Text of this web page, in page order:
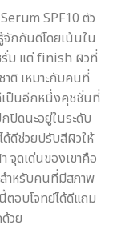
SPF10 ตัว
กกันดีโดยเน้นใน
รั่ม แต่ finish ผิวที่
ติ เหมาะกับคนที่
เป็นอีกหนึ่งคุชชั่นที่
ปิดนะอยู่ในระดับ
ด้ดีช่วยปรับสีผิวให้
จุดเด่นของเขาคือ
ำหรับคนที่มีสภาพ
ตอบโจทย์ได้ดีแถม
วย